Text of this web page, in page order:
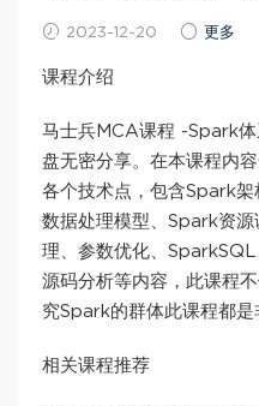
2023-12-20 更多
课程介绍
马士兵MCA课程 -Spark
盘无密分享。在本课程内
各个技术点，包含Spark
数据处理模型、Spark资
理、参数优化、
源码分析等内容，此课程
究Spark的群体此课程都是
相关课程推荐